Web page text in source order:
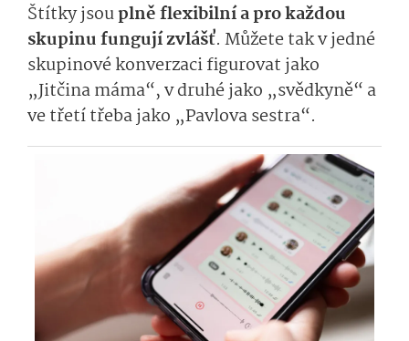
Štítky jsouplně flexibilní a pro každou
skupinu fungují zvlášť. Můžete tak v jedné
skupinové konverzaci figurovat jako
„Jitčina máma“, v druhé jako „svědkyně“ a
ve třetí třeba jako „Pavlova sestra“.